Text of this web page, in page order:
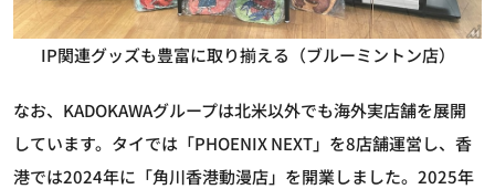
IP関連グッズも豊富に取り揃える（ブルーミントン店）
なお、KADOKAWAグループは北米以外でも海外実店舗を展開
しています。タイでは「PHOENIX NEXT」を8店舗運営し、香
港では2024年に「角川香港動漫店」を開業しました。2025年